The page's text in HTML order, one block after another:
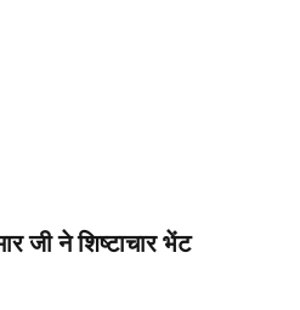
जी ने शिष्टाचार भेंट